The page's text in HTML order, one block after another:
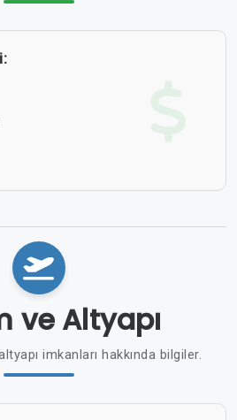
ve Altyapı
imkanları hakkında bilgiler.